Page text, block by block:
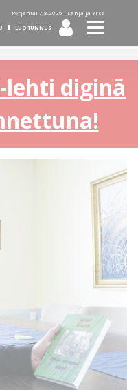
Perjantai 7.8.2026 - Lahja ja Yrsa
LUO TUNNUS
lehti diginä